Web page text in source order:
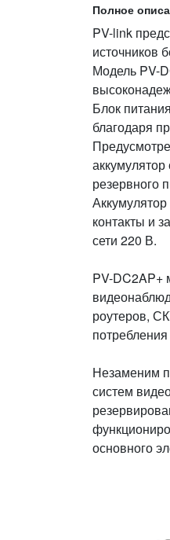
Полное
PV-link
источников
Модель PV-
Блок
благодаря
резервного
контакты и
сети 220 В.
PV-DC2AP+
роутеров,
Незаменим
систем
основного